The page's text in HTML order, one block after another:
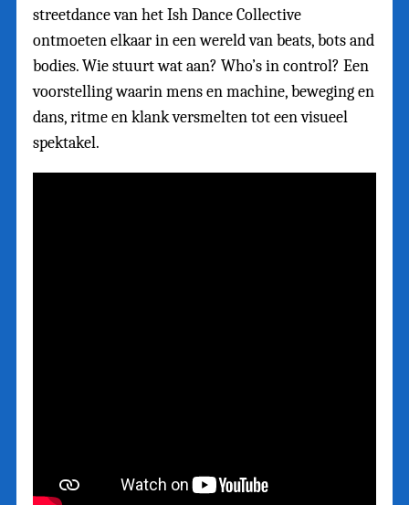
streetdance van het Ish Dance Collective
ontmoeten elkaar in een wereld van beats, bots and
bodies. Wie stuurt wat aan? Who’s in control? Een
voorstelling waarin mens en machine, beweging en
dans, ritme en klank versmelten tot een visueel
spektakel.